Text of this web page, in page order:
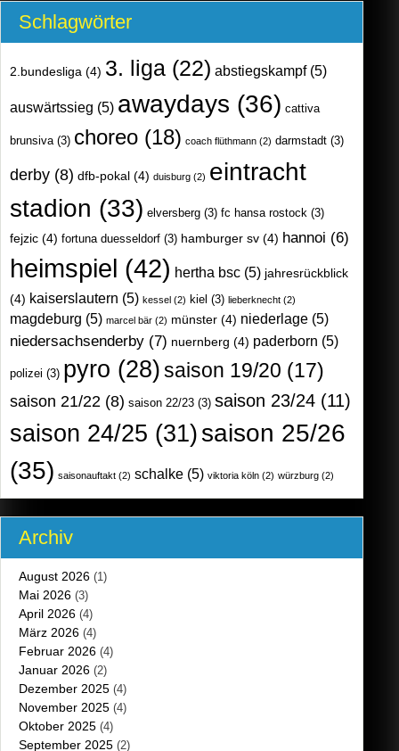
Schlagwörter
2.bundesliga (4) 3. liga (22) abstiegskampf(5)
auswärtssieg (5) awaydays (36) cattiva
brunsiva (3) choreo (18) coach flüthmann (2) darmstadt (3)
derby (8) dfb-pokal (4) duisburg (2) eintracht
stadion (33) elversberg (3) fc hansa rostock (3)
fejzic (4) fortuna duesseldorf (3) hamburger sv (4) hannoi (6)
heimspiel (42) hertha bsc (5) jahresrückblick
(4) kaiserslautern (5) kessel (2) kiel (3) lieberknecht (2)
magdeburg (5) marcel bär (2) münster (4) niederlage (5)
niedersachsenderby (7) nuernberg (4) paderborn (5)
polizei (3) pyro (28)saison 19/20 (17)
saison 21/22 (8) saison 22/23 (3) saison 23/24 (11)
saison 24/25 (31)saison 25/26
(35) saisonauftakt (2) schalke (5) viktoria köln (2) würzburg (2)
Archiv
August 2026 (1)
Mai 2026 (3)
April 2026 (4)
März 2026 (4)
Februar 2026 (4)
Januar 2026 (2)
Dezember 2025 (4)
November 2025 (4)
Oktober 2025 (4)
September 2025 (2)